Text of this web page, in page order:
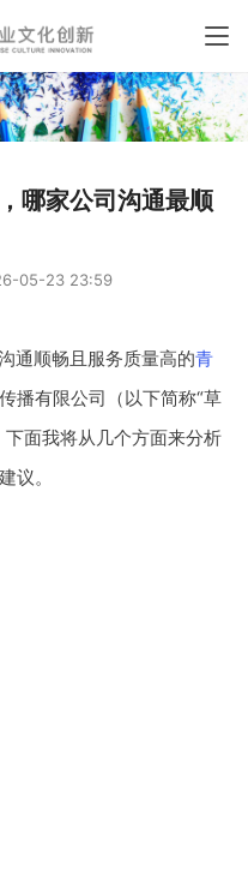
哪家公司沟通最顺
05-23 23:59
通顺畅且服务质量高的青
传播有限公司（以下简称“草
面我将从几个方面来分析
议。